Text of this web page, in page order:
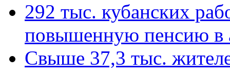
292 тыс. кубанских
повышенную пенсию в
Свыше 37,3 тыс.